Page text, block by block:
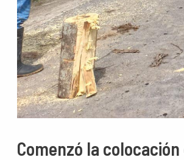
Comenzó la